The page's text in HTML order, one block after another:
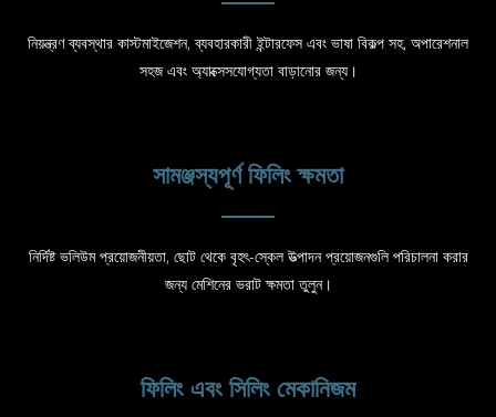
নিয়ন্ত্রণ ব্যবস্থার কাস্টমাইজেশন, ব্যবহারকারী ইন্টারফেস এবং ভাষা বিকল্প সহ, অপারেশনাল
সহজ এবং অ্যাক্সেসযোগ্যতা বাড়ানোর জন্য।
সামঞ্জস্যপূর্ণ ফিলিং ক্ষমতা
নির্দিষ্ট ভলিউম প্রয়োজনীয়তা, ছোট থেকে বৃহৎ-স্কেল উত্পাদন প্রয়োজনগুলি পরিচালনা করার
জন্য মেশিনের ভরাট ক্ষমতা তুলুন।
ফিলিং এবং সিলিং মেকানিজম